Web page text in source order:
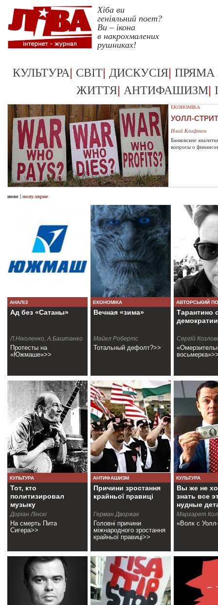
Хіба ви
геніяльний поет?
Ви – ікона
в накрохмалених
рушниках!
КУЛЬТУРА| СВІТ| ДИСКУСІЯ| ПРЯМА
ЖИТТЯ| АНТИФАШИЗМ|
ЕКОНОМІКА
УОЛЛ-
Илай Клифтон
Банковские
вопросы о
нове | популярне
АНАЛІЗ
Ад без «Сатаны»
Л.Нiколенко, А.Баштанко
Протесты на
«Южмаше»>>
ЕКОНОМІКА
Вечная «зима»
Майкл Робертс
Тотальный дефолт?>>
АВТОРСЬКИЙ
Тарантино
демократии
Сергій
КУЛЬТУРА
Тот, кто
политизировал
музыку
Дорiан Лiнскi
На смерть Пита
Сигера>>
АНТИФАШИЗМ
Причини зростання
крайньої правиці
Герман Дворжак
Головні причини
міжнародного зростання
крайньої правиці>>
КУЛЬТУРА
Вы же не
знать все
нудные
Маргарет
«Волк с